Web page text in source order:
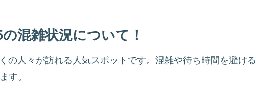
混雑状況について！
の人々が訪れる人気スポットです。混雑や待ち時間を避ける
す。